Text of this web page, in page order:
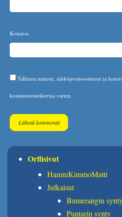
Kotisivu
Tallenna nimeni, sähköpostiosoitteeni ja
kommentointikertaa varten.
Orffisivut
HannuKimmoMatti
Julkaisut
Bumerangin
Puntarin synty